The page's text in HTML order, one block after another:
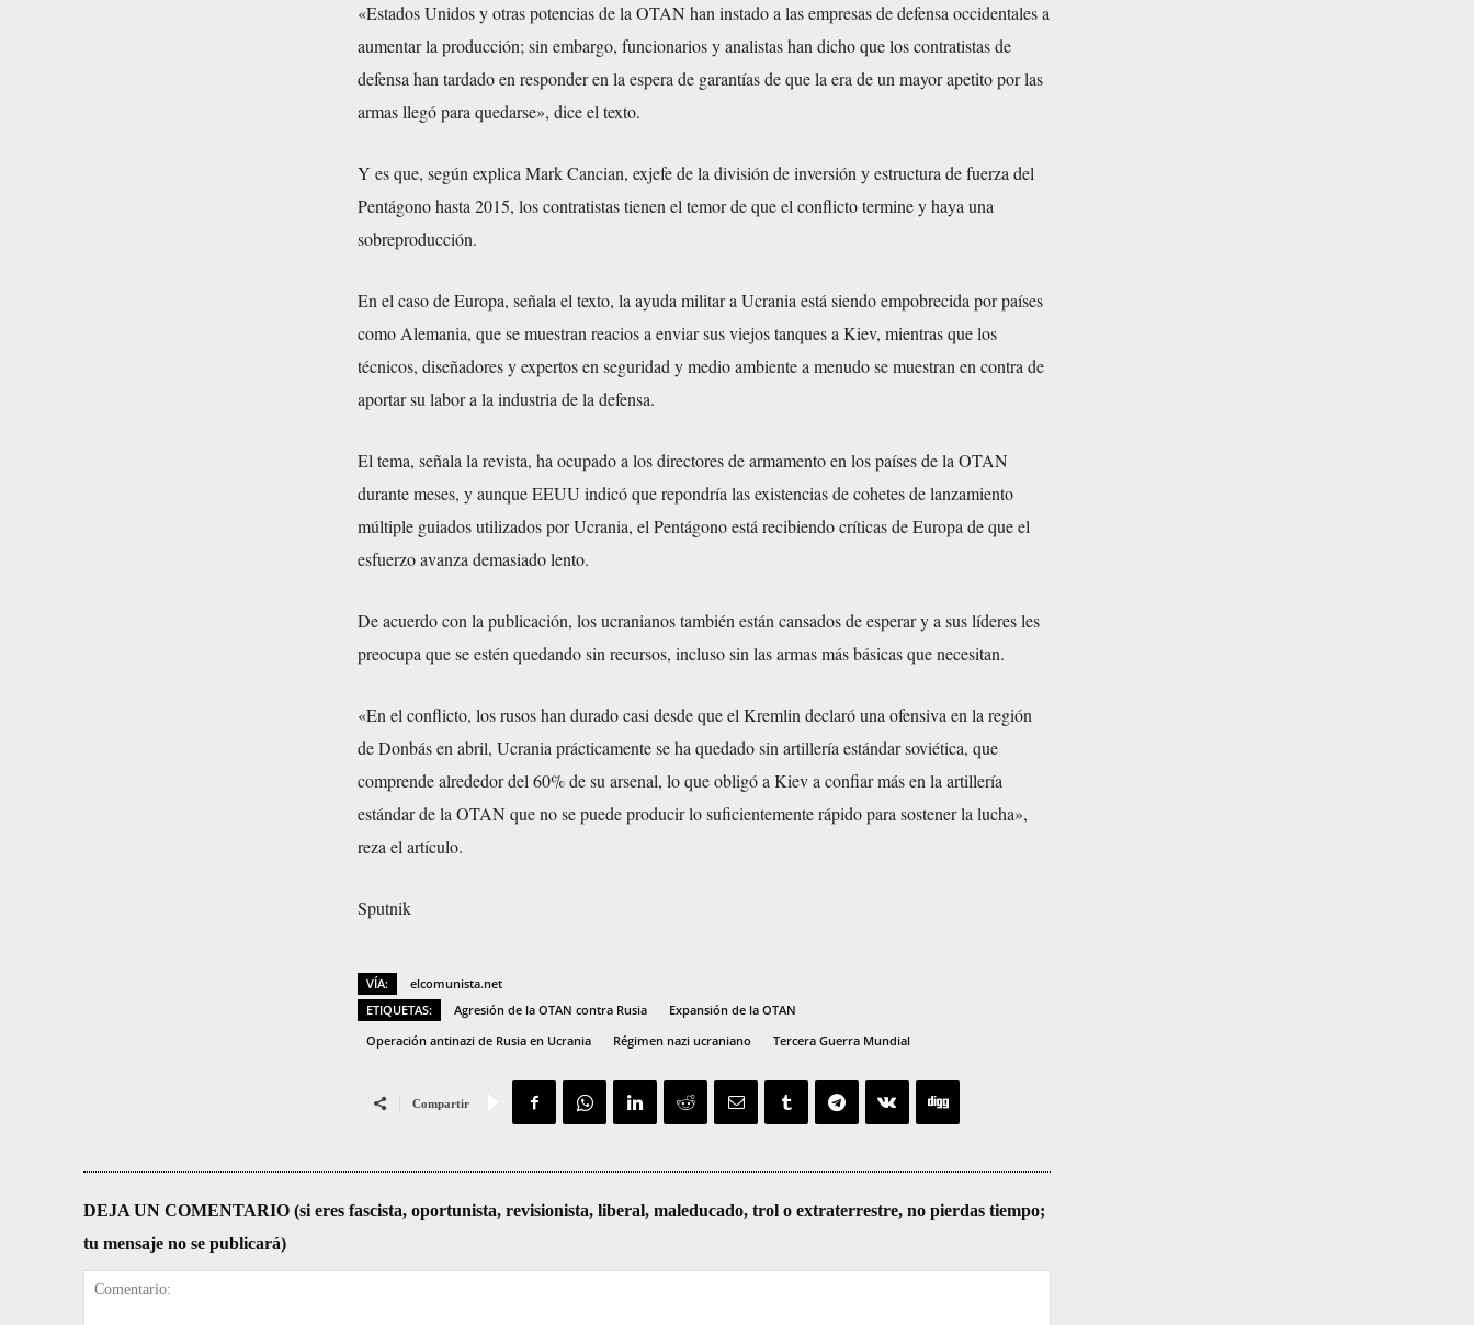
«Estados Unidos y otras potencias de la OTAN han instado a las empresas de defensa occidentales a
aumentar la producción; sin embargo, funcionarios y analistas han dicho que los contratistas de
defensa han tardado en responder en la espera de garantías de que la era de un mayor apetito por las
armas llegó para quedarse», dice el texto.
Y es que, según explica Mark Cancian, exjefe de la división de inversión y estructura de fuerza del
Pentágono hasta 2015, los contratistas tienen el temor de que el conflicto termine y haya una
sobreproducción.
En el caso de Europa, señala el texto, la ayuda militar a Ucrania está siendo empobrecida por países
como Alemania, que se muestran reacios a enviar sus viejos tanques a Kiev, mientras que los
técnicos, diseñadores y expertos en seguridad y medio ambiente a menudo se muestran en contra de
aportar su labor a la industria de la defensa.
El tema, señala la revista, ha ocupado a los directores de armamento en los países de la OTAN
durante meses, y aunque EEUU indicó que repondría las existencias de cohetes de lanzamiento
múltiple guiados utilizados por Ucrania, el Pentágono está recibiendo críticas de Europa de que el
esfuerzo avanza demasiado lento.
De acuerdo con la publicación, los ucranianos también están cansados ​​de esperar y a sus líderes les
preocupa que se estén quedando sin recursos, incluso sin las armas más básicas que necesitan.
«En el conflicto, los rusos han durado casi desde que el Kremlin declaró una ofensiva en la región
de Donbás en abril, Ucrania prácticamente se ha quedado sin artillería estándar soviética, que
comprende alrededor del 60% de su arsenal, lo que obligó a Kiev a confiar más en la artillería
estándar de la OTAN que no se puede producir lo suficientemente rápido para sostener la lucha»,
reza el artículo.
Sputnik
VÍA:
elcomunista.net
ETIQUETAS:
Agresión de la OTAN contra Rusia
Expansión de la OTAN
Operación antinazi de Rusia en Ucrania
Régimen nazi ucraniano Tercera Guerra Mundial
Compartir
DEJA UN COMENTARIO (si eres fascista, oportunista, revisionista, liberal, maleducado, trol o extraterrestre, no pierdas tiempo;
tu mensaje no se publicará)